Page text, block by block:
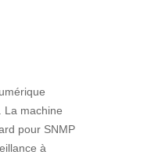
La machine
pour SNMP
à